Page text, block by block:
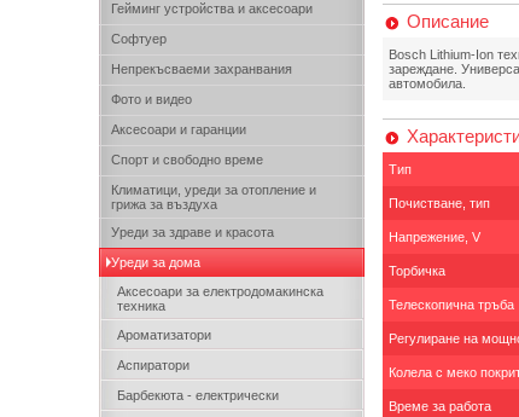
Гейминг устройства и аксесоари
Софтуер
Непрекъсваеми захранвания
Фото и видео
Аксесоари и гаранции
Спорт и свободно време
Климатици, уреди за отопление и
грижа за въздуха
Уреди за здраве и красота
Уреди за дома
Аксесоари за електродомакинска
техника
Ароматизатори
Аспиратори
Барбекюта - електрически
Описание
Bosch Lithium-Ion
зареждане.
автомобила.
Тип
Почистване, тип
Напрежение, V
Торбичка
Телескопична тръба
Регулиране на
Колела с меко
Време за работа